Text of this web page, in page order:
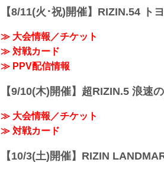
【8/11(火･祝)開催】RIZIN.54 ト
≫ 大会情報／チケット
≫ 対戦カード
≫ PPV配信情報
【9/10(木)開催】超RIZIN.5 浪速
≫ 大会情報／チケット
≫ 対戦カード
【10/3(土)開催】RIZIN